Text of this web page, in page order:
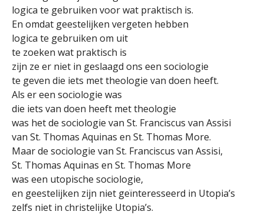
logica te gebruiken voor wat praktisch is.
En omdat geestelijken vergeten hebben
logica te gebruiken om uit
te zoeken wat praktisch is
zijn ze er niet in geslaagd ons een sociologie
te geven die iets met theologie van doen heeft.
Als er een sociologie was
die iets van doen heeft met theologie
was het de sociologie van St. Franciscus van Assisi
van St. Thomas Aquinas en St. Thomas More.
Maar de sociologie van St. Franciscus van Assisi,
St. Thomas Aquinas en St. Thomas More
was een utopische sociologie,
en geestelijken zijn niet geïnteresseerd in Utopia’s
zelfs niet in christelijke Utopia’s.